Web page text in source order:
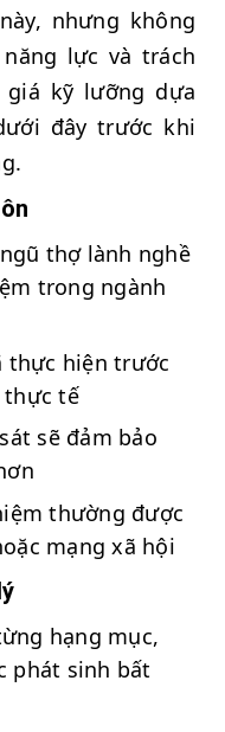
nhưng không
lực và trách
giá kỹ lưỡng dựa
đây trước khi
thợ lành nghề
trong ngành
thực hiện trước
thực tế
sẽ đảm bảo
thường được
mạng xã hội
hạng mục,
phát sinh bất